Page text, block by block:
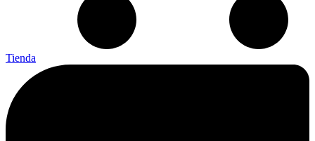
Tienda